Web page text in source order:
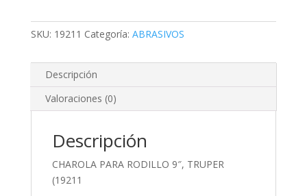
cantidad
SKU: 19211 Categoría: ABRASIVOS
Descripción
Valoraciones (0)
Descripción
CHAROLA PARA RODILLO 9″, TRUPER
(19211